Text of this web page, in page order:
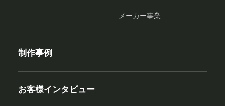
メーカー事業
制作事例
お客様インタビュー